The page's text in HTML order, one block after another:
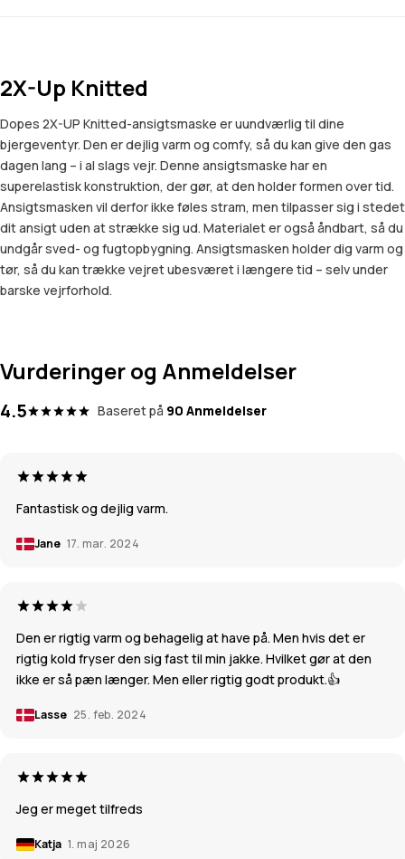
2X-Up Knitted
Dopes 2X-UP Knitted-ansigtsmaske er uundværlig til dine
bjergeventyr. Den er dejlig varm og comfy, så du kan give den gas
dagen lang – i al slags vejr. Denne ansigtsmaske har en
superelastisk konstruktion, der gør, at den holder formen over tid.
Ansigtsmasken vil derfor ikke føles stram, men tilpasser sig i stedet
dit ansigt uden at strække sig ud. Materialet er også åndbart, så du
undgår sved- og fugtopbygning. Ansigtsmasken holder dig varm og
tør, så du kan trække vejret ubesværet i længere tid – selv under
barske vejrforhold.
Vurderinger og Anmeldelser
4.5 Baseret på 90 Anmeldelser
Fantastisk og dejlig varm.
Jane 17. mar. 2024
Den er rigtig varm og behagelig at have på. Men hvis det er
rigtig kold fryser den sig fast til min jakke. Hvilket gør at den
ikke er så pæn længer. Men eller rigtig godt produkt.👍
Lasse 25. feb. 2024
Jeg er meget tilfreds
Katja 1. maj 2026